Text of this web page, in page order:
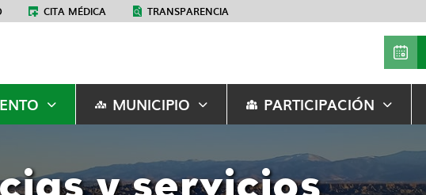
CITA MÉDICA TRANSPARENCIA
MUNICIPIO PARTICIPACIÓN